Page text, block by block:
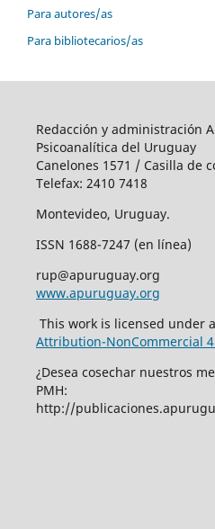
Para autores/as
Para bibliotecarios/as
Redacción y administración
Psicoanalítica del Uruguay
Canelones 1571 / Casilla de
Telefax: 2410 7418
Montevideo, Uruguay.
ISSN 1688-7247 (en línea)
rup@apuruguay.org
www.apuruguay.org
This work is licensed under a
Attribution-NonCommercial
¿Desea cosechar nuestros
PMH:
http://